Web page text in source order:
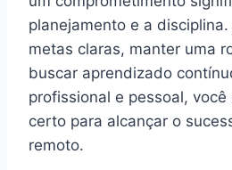
planejamento e a
metas claras, manter uma
buscar aprendizado
profissional e pessoal,
certo para alcançar o
remoto.